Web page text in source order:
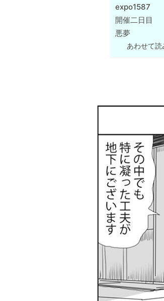
expo1587
開催二日目
悪夢
あわせて